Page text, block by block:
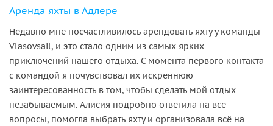
Аренда яхты в Адлере
Недавно мне посчастливилось арендовать яхту у команды
Vlasovsail, и это стало одним из самых ярких
приключений нашего отдыха. С момента первого контакта
с командой я почувствовал их искреннюю
заинтересованность в том, чтобы сделать мой отдых
незабываемым. Алисия подробно ответила на все
вопросы, помогла выбрать яхту и организовала всё на